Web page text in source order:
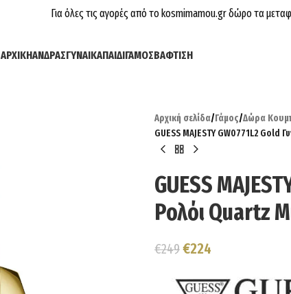
Για όλες τις αγορές από το kosmimamou.gr δώρο τα
ΑΡΧΙΚΉΆΝΔΡΑΣΓΥΝΑΊΚΑΠΑΙΔΊΓΆΜΟΣΒΆΦΤΙΣΗ
Αρχική σελίδα/Γάμος/Δώρα
GUESS MAJESTY GW0771L2
GUESS
Ρολόι Quartz
€249€224